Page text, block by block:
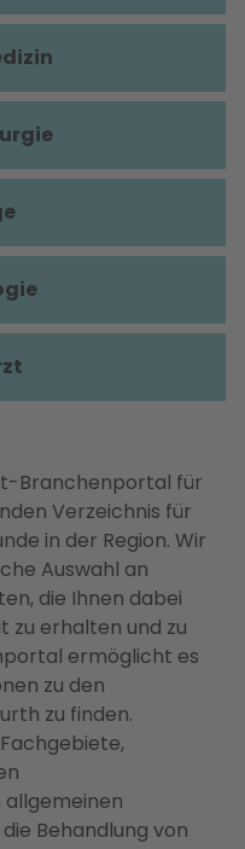
Branchenportal für
Verzeichnis für
in der Region. Wir
Auswahl an
die Ihnen dabei
zu erhalten und zu
ermöglicht es
zu den
zu finden.
allgemeinen
Behandlung von